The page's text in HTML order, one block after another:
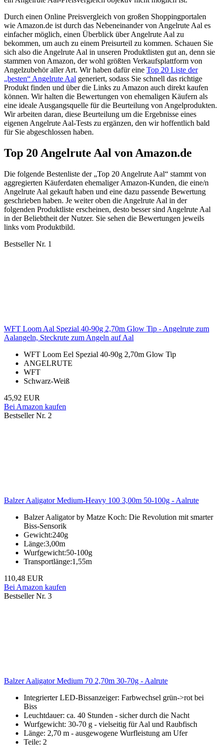
Durch einen Online Preisvergleich von großen Shoppingportalen
wie Amazon.de ist durch das Nebeneinander von Angelrute Aal es
einfacher möglich, einen Überblick über Angelrute Aal zu
bekommen, um auch zu einem Preisurteil zu kommen. Schauen Sie
sich also die Angelrute Aal in unseren Produktlisten gut an, denn sie
stammen von Amazon, der wohl größten Verkaufsplattform von
Angelzubehör aller Art. Wir haben dafür eine Top 20 Liste der
„besten“ Angelrute Aal generiert, sodass Sie schnell das richtige
Produkt finden und über die Links zu Amazon auch direkt kaufen
können. Wir halten die Bewertungen von ehemaligen Käufern als
eine ideale Ausgangsquelle für die Beurteilung von Angelprodukten.
Wir arbeiten daran, diese Beurteilung um die Ergebnisse eines
eigenen Angelrute Aal-Tests zu ergänzen, den wir hoffentlich bald
für Sie abgeschlossen haben.
Top 20 Angelrute Aal von Amazon.de
Die folgende Bestenliste der „Top 20 Angelrute Aal“ stammt von
aggregierten Käuferdaten ehemaliger Amazon-Kunden, die eine/n
Angelrute Aal gekauft haben und eine dazu passende Bewertung
geschrieben haben. Je weiter oben die Angelrute Aal in der
folgenden Produktliste erscheinen, desto besser sind Angelrute Aal
in der Beliebtheit der Nutzer. Sie sehen die Bewertungen jeweils
links vom Produktbild.
Bestseller Nr. 1
WFT Loom Aal Spezial 40-90g 2,70m Glow Tip - Angelrute zum
Aalangeln, Steckrute zum Angeln auf Aal
WFT Loom Eel Spezial 40-90g 2,70m Glow Tip
ANGELRUTE
WFT
Schwarz-Weiß
45,92 EUR
Bei Amazon kaufen
Bestseller Nr. 2
Balzer Aaligator Medium-Heavy 100 3,00m 50-100g - Aalrute
Balzer Aaligator by Matze Koch: Die Revolution mit smarter
Biss-Sensorik
Gewicht:240g
Länge:3,00m
Wurfgewicht:50-100g
Transportlänge:1,55m
110,48 EUR
Bei Amazon kaufen
Bestseller Nr. 3
Balzer Aaligator Medium 70 2,70m 30-70g - Aalrute
Integrierter LED-Bissanzeiger: Farbwechsel grün->rot bei
Biss
Leuchtdauer: ca. 40 Stunden - sicher durch die Nacht
Wurfgewicht: 30-70 g - vielseitig für Aal und Raubfisch
Länge: 2,70 m - ausgewogene Wurfleistung am Ufer
Teile: 2